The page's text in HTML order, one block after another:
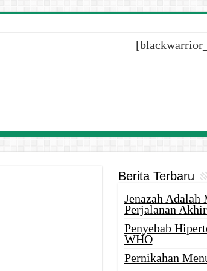
Berita Terbaru
Jenazah
Perjalanan
Penyebab
WHO
Pernikahan